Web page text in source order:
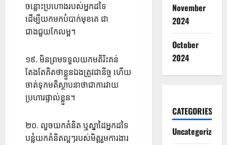
ចន្លោះប្រហោងរបស់អ្នកដទៃ
ដើម្បីយកមកបំបាក់មុខគេ ជា
ជាងជួយកែលម្អ។
១៩. មិនព្រមទទួលយកមតិរិះគន់
តែងតែគិតថាខ្លួនឯងត្រូវជានិច្ច ហើយ
ចាត់ទុកមតិស្ថាបនាថាជាការវាយ
ប្រហារផ្ទាល់ខ្លួន។
២០. លួចយកគំនិត ឬស្នាដៃអ្នកដទៃ
បន្លំយកគំនិតល្អៗរបស់មិត្តរួមការងារ
November
2024
October
2024
CATEGORIES
Uncategorized